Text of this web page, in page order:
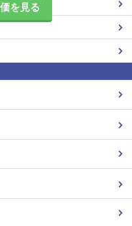
を見る